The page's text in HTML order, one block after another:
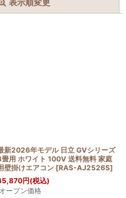
表示順変更
新2026年モデル 日立 GVシリーズ
用 ホワイト 100V 送料無料 家庭
壁掛けエアコン [RAS-AJ2526S]
円(税込)
オープン価格